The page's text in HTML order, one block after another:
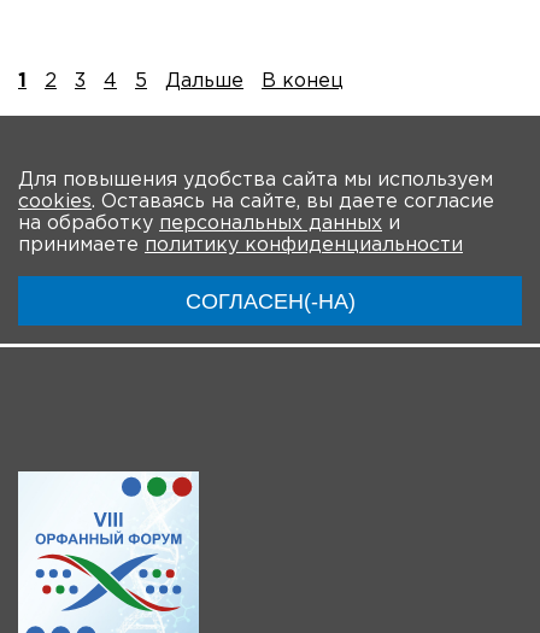
1 2 3 4 5 Дальше В конец
Для повышения удобства сайта мы используем
cookies. Оставаясь на сайте, вы даете согласие
на обработку персональных данных и
принимаете политику конфиденциальности
СОГЛАСЕН(-НА)
О мероприятии Новости Общая информация
Инструкции